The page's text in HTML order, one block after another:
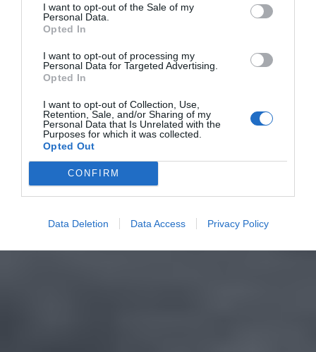
I want to opt-out of the Sale of my
Personal Data.
Opted In
I want to opt-out of processing my
Personal Data for Targeted Advertising.
Opted In
I want to opt-out of Collection, Use,
Retention, Sale, and/or Sharing of my
Personal Data that Is Unrelated with the
Purposes for which it was collected.
Opted Out
CONFIRM
Data Deletion Data Access Privacy Policy